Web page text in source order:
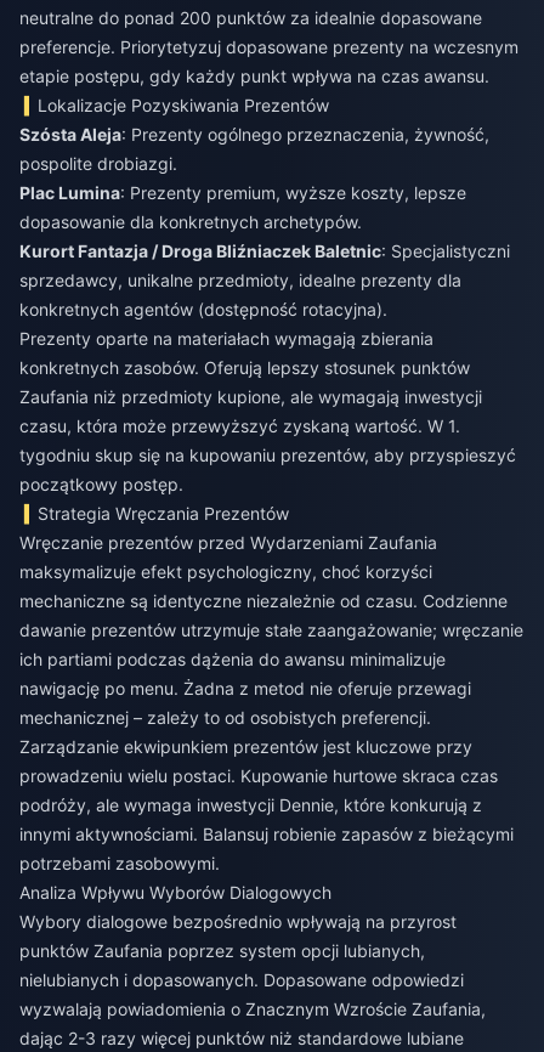
neutralne do ponad 200 punktów za idealnie dopasowane
preferencje. Priorytetyzuj dopasowane prezenty na wczesnym
etapie postępu, gdy każdy punkt wpływa na czas awansu.
Lokalizacje Pozyskiwania Prezentów
Szósta Aleja: Prezenty ogólnego przeznaczenia, żywność,
pospolite drobiazgi.
Plac Lumina: Prezenty premium, wyższe koszty, lepsze
dopasowanie dla konkretnych archetypów.
Kurort Fantazja / Droga Bliźniaczek Baletnic: Specjalistyczni
sprzedawcy, unikalne przedmioty, idealne prezenty dla
konkretnych agentów (dostępność rotacyjna).
Prezenty oparte na materiałach wymagają zbierania
konkretnych zasobów. Oferują lepszy stosunek punktów
Zaufania niż przedmioty kupione, ale wymagają inwestycji
czasu, która może przewyższyć zyskaną wartość. W 1.
tygodniu skup się na kupowaniu prezentów, aby przyspieszyć
początkowy postęp.
Strategia Wręczania Prezentów
Wręczanie prezentów przed Wydarzeniami Zaufania
maksymalizuje efekt psychologiczny, choć korzyści
mechaniczne są identyczne niezależnie od czasu. Codzienne
dawanie prezentów utrzymuje stałe zaangażowanie; wręczanie
ich partiami podczas dążenia do awansu minimalizuje
nawigację po menu. Żadna z metod nie oferuje przewagi
mechanicznej – zależy to od osobistych preferencji.
Zarządzanie ekwipunkiem prezentów jest kluczowe przy
prowadzeniu wielu postaci. Kupowanie hurtowe skraca czas
podróży, ale wymaga inwestycji Dennie, które konkurują z
innymi aktywnościami. Balansuj robienie zapasów z bieżącymi
potrzebami zasobowymi.
Analiza Wpływu Wyborów Dialogowych
Wybory dialogowe bezpośrednio wpływają na przyrost
punktów Zaufania poprzez system opcji lubianych,
nielubianych i dopasowanych. Dopasowane odpowiedzi
wyzwalają powiadomienia o Znacznym Wzroście Zaufania,
dając 2-3 razy więcej punktów niż standardowe lubiane